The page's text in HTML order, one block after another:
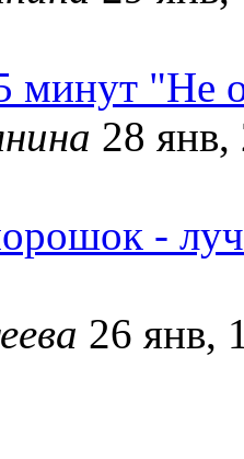
минут "Не
28 янв,
-
26 янв,